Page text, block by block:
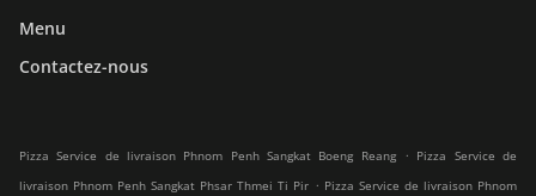
Menu
Contactez-nous
Pizza Service de livraison Phnom Penh Sangkat Boeng Reang . Pizza Service de
livraison Phnom Penh Sangkat Phsar Thmei Ti Pir . Pizza Service de livraison Phnom